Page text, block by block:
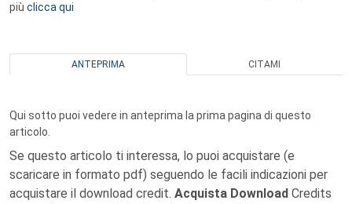
più clicca qui
ANTEPRIMA CITAMI
Qui sotto puoi vedere in anteprima la prima pagina di questo
articolo.
Se questo articolo ti interessa, lo puoi acquistare (e
scaricare in formato pdf) seguendo le facili indicazioni per
acquistare il download credit. Acquista Download Credits